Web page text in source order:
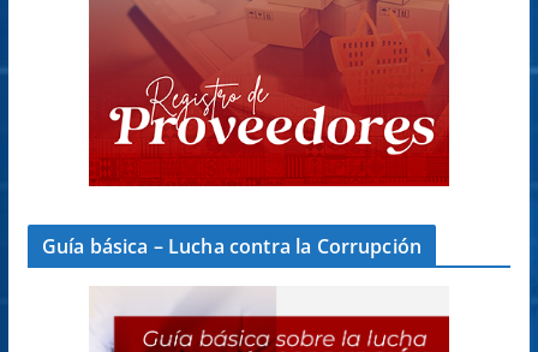
Guía básica – Lucha contra la Corrupción